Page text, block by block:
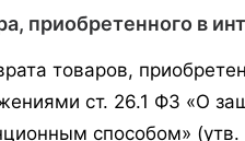
приобретенного в
товаров,
ст. 26.1 ФЗ «О
способом»